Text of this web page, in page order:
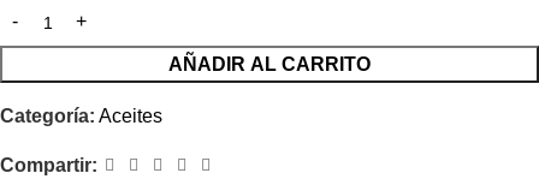
AÑADIR AL CARRITO
Categoría: Aceites
Compartir: